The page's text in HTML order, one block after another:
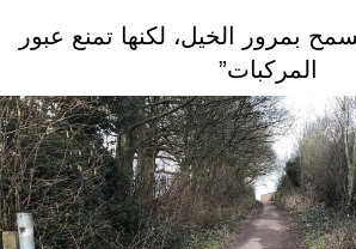
بمرور الخيل، لكنها تمنع عبور
المركبات”